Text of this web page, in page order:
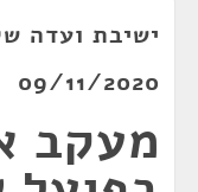
09/11/2020
מעקב